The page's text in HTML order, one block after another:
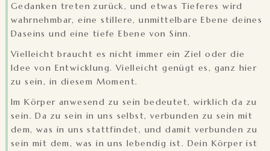
Gedanken treten zurück, und etwas Tieferes wird
wahrnehmbar, eine stillere, unmittelbare Ebene deines
Daseins und eine tiefe Ebene von Sinn.
Vielleicht braucht es nicht immer ein Ziel oder die
Idee von Entwicklung. Vielleicht genügt es, ganz hier
zu sein, in diesem Moment.
Im Körper anwesend zu sein bedeutet, wirklich da zu
sein. Da zu sein in uns selbst, verbunden zu sein mit
dem, was in uns stattfindet, und damit verbunden zu
sein mit dem, was in uns lebendig ist. Dein Körper ist